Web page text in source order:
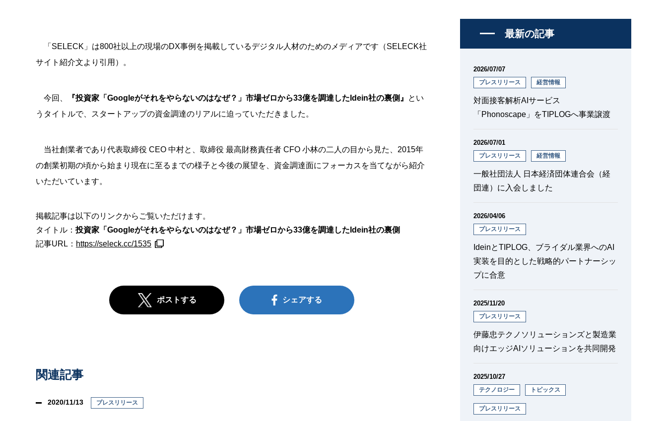
「SELECK」は800社以上の現場のDX事例を掲載しているデジタル人材のためのメディアです（SELECK社
サイト紹介文より引用）。
今回、 『投資家「Googleがそれをやらないのはなぜ？」市場ゼロから33億を調達したIdein社の裏側』
とい
うタイトルで、スタートアップの資金調達のリアルに迫っていただきました。
当社創業者であり代表取締役 CEO 中村と、取締役 最高財務責任者 CFO 小林の二人の目から見た、2015年
の創業初期の頃から始まり現在に至るまでの様子と今後の展望を、資金調達面にフォーカスを当てながら紹介
いただいています。
掲載記事は以下のリンクからご覧いただけます。
タイトル：投資家「Googleがそれをやらないのはなぜ？」市場ゼロから33億を調達したIdein社の裏側
記事URL： https://seleck.cc/1535
ポストする シェアする
関連記事
2020/11/13 プレスリリース
最新の記事
2026/07/07
プレスリリース 経営情報
対面接客解析AIサービス
「Phonoscape」をTIPLOGへ事業譲渡
2026/07/01
プレスリリース 経営情報
一般社団法人 日本経済団体連合会（経
団連）に入会しました
2026/04/06
プレスリリース
IdeinとTIPLOG、ブライダル業界へのAI
実装を目的とした戦略的パートナーシッ
プに合意
2025/11/20
プレスリリース
伊藤忠テクノソリューションズと製造業
向けエッジAIソリューションを共同開発
2025/10/27
テクノロジー トピックス
プレスリリース